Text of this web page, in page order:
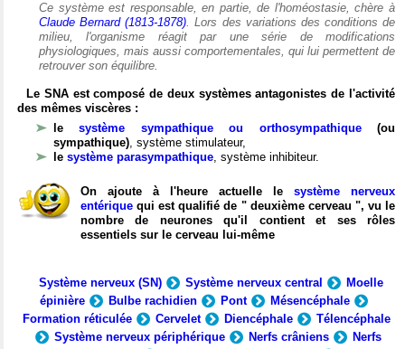
Ce système est responsable, en partie, de l'homéostasie, chère à
Claude Bernard (1813-1878). Lors des variations des conditions de
milieu, l'organisme réagit par une série de modifications
physiologiques, mais aussi comportementales, qui lui permettent de
retrouver son équilibre.
Le SNA est composé de deux systèmes antagonistes de l'activité
des mêmes viscères :
lesystème sympathique ou orthosympathique(ou
sympathique), système stimulateur,
le système parasympathique, système inhibiteur.
On ajoute à l'heure actuelle le système nerveux
entérique qui est qualifié de " deuxième cerveau ", vu le
nombre de neurones qu'il contient et ses rôles
essentiels sur le cerveau lui-même
Système nerveux (SN) Système nerveux central
Moelle
épinière
Bulbe rachidien Pont
Mésencéphale
Formation réticulée
Cervelet Diencéphale
Télencéphale
Système nerveux périphérique
Nerfs crâniens
Nerfs